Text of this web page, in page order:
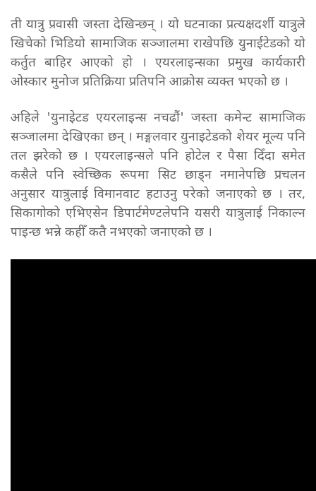
ती यात्रु प्रवासी जस्ता देखिन्छन् । यो घटनाका प्रत्यक्षदर्शी यात्रुले
खिचेको भिडियो सामाजिक सञ्जालमा राखेपछि युनाईटेडको यो
कर्तुत बाहिर आएको हो । एयरलाइन्सका प्रमुख कार्यकारी
ओस्कार मुनोज प्रतिक्रिया प्रतिपनि आक्रोस व्यक्त भएको छ ।
अहिले 'युनाइेटड एयरलाइन्स नचढौं' जस्ता कमेन्ट सामाजिक
सञ्जालमा देखिएका छन् । मङ्गलवार युनाइटेडको शेयर मूल्य पनि
तल झरेको छ । एयरलाइन्सले पनि होटेल र पैसा दिँदा समेत
कसैले पनि स्वेच्छिक रूपमा सिट छाड्न नमानेपछि प्रचलन
अनुसार यात्रुलाई विमानवाट हटाउनु परेको जनाएको छ । तर,
सिकागोको एभिएसेन डिपार्टमेण्टलेपनि यसरी यात्रुलाई निकाल्न
पाइन्छ भन्ने कहीँ कतै नभएको जनाएको छ ।